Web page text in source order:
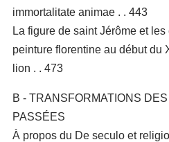
immortalitate animae . . 443
La figure de saint Jérôme et
peinture florentine au début du
lion . . 473
B - TRANSFORMATIONS
PASSÉES
À propos du De seculo et